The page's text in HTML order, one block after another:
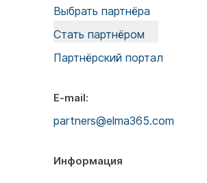
Выбрать партнёра
Стать партнёром
Партнёрский портал
E-mail:
partners@elma365.com
Информация